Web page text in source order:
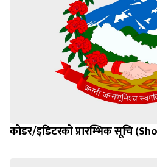
कोडर/इडिटरको प्रारम्भिक सूचि